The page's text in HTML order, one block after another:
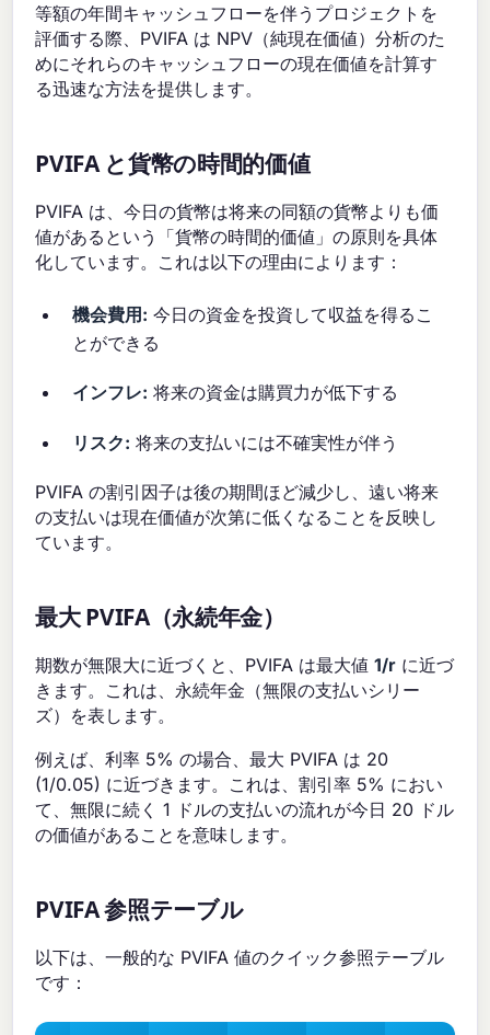
等額の年間キャッシュフローを伴うプロジェクトを
評価する際、PVIFA は NPV（純現在価値）分析のた
めにそれらのキャッシュフローの現在価値を計算す
る迅速な方法を提供します。
PVIFA と貨幣の時間的価値
PVIFA は、今日の貨幣は将来の同額の貨幣よりも価
値があるという「貨幣の時間的価値」の原則を具体
化しています。これは以下の理由によります：
機会費用: 今日の資金を投資して収益を得るこ
とができる
インフレ: 将来の資金は購買力が低下する
リスク: 将来の支払いには不確実性が伴う
PVIFA の割引因子は後の期間ほど減少し、遠い将来
の支払いは現在価値が次第に低くなることを反映し
ています。
最大 PVIFA（永続年金）
期数が無限大に近づくと、PVIFA は最大値1/r に近づ
きます。これは、永続年金（無限の支払いシリー
ズ）を表します。
例えば、利率 5% の場合、最大 PVIFA は 20
(1/0.05) に近づきます。これは、割引率 5% におい
て、無限に続く 1 ドルの支払いの流れが今日 20 ドル
の価値があることを意味します。
PVIFA 参照テーブル
以下は、一般的な PVIFA 値のクイック参照テーブル
です：